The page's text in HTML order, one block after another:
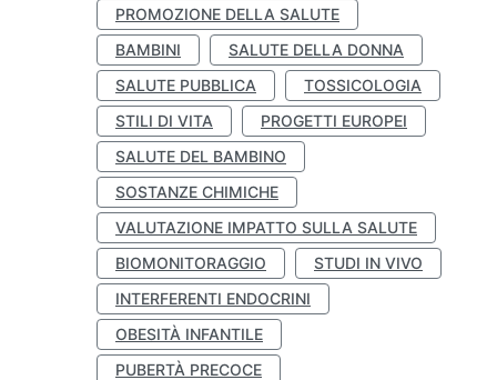
PROMOZIONE DELLA SALUTE
BAMBINI
SALUTE DELLA DONNA
SALUTE PUBBLICA
TOSSICOLOGIA
STILI DI VITA
PROGETTI EUROPEI
SALUTE DEL BAMBINO
SOSTANZE CHIMICHE
VALUTAZIONE IMPATTO SULLA SALUTE
BIOMONITORAGGIO
STUDI IN VIVO
INTERFERENTI ENDOCRINI
OBESITÀ INFANTILE
PUBERTÀ PRECOCE